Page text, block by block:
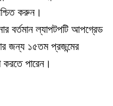
করুন।
বর্তমান ল্যাপটপটি আপগ্রেড
জন্য ১৫তম প্রজন্মের
করতে পারেন।